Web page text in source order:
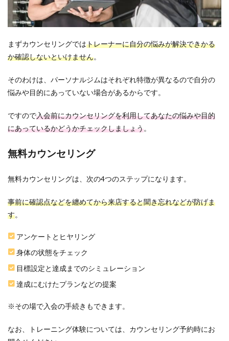
まずカウンセリングではトレーナーに自分の悩みが解決できかる
か確認しないといけません。
そのわけは、パーソナルジムはそれぞれ特徴が異なるので自分の
悩みや目的にあっていない場合があるからです。
ですので入会前にカウンセリングを利用してあなたの悩みや目的
にあっているかどうかチェックしましょう。
無料カウンセリング
無料カウンセリングは、次の4つのステップになります。
事前に確認点などを纏めてから来店すると聞き忘れなどが防げま
す。
アンケートとヒヤリング
身体の状態をチェック
目標設定と達成までのシミュレーション
達成にむけたプランなどの提案
※その場で入会の手続きもできます。
なお、トレーニング体験については、カウンセリング予約時にお